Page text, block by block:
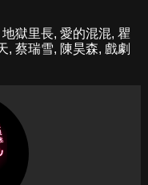
地獄里長, 愛的混混, 瞿
, 蔡瑞雪, 陳昊森, 戲劇